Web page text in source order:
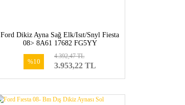
Ford Dikiz Ayna Sağ Elk/Isıt/Snyl Fiesta
08> 8A61 17682 FG5YY
%10 3.953,22 TL
4.392,47 TL